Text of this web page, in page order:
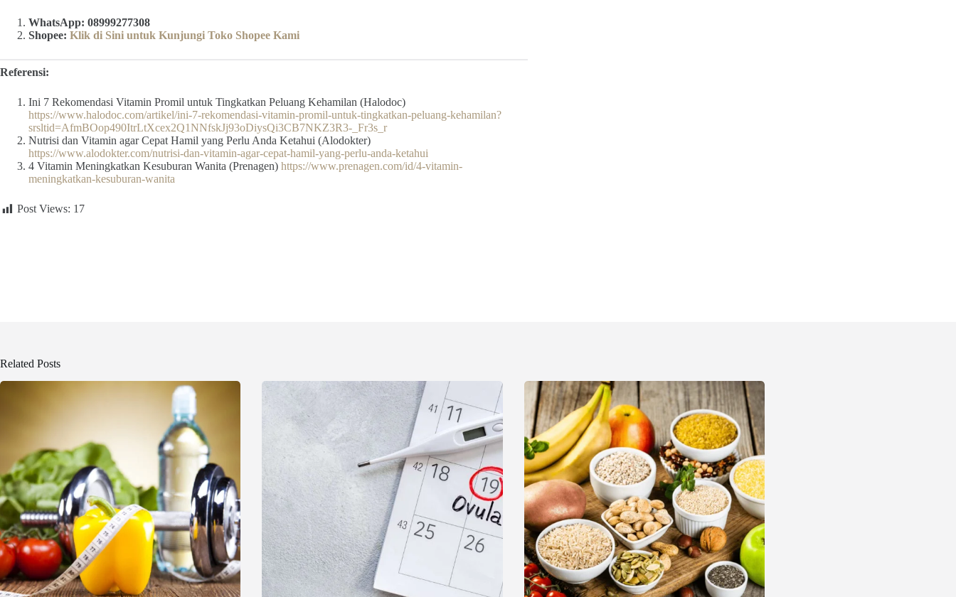
WhatsApp: 08999277308
Shopee: Klik di Sini untuk Kunjungi Toko Shopee Kami
Referensi:
Ini 7 Rekomendasi Vitamin Promil untuk Tingkatkan Peluang Kehamilan (Halodoc)
https://www.halodoc.com/artikel/ini-7-rekomendasi-vitamin-promil-untuk-tingkatkan-peluang-kehamilan?
srsltid=AfmBOop490ItrLtXcex2Q1NNfskJj93oDiysQi3CB7NKZ3R3-_Fr3s_r
Nutrisi dan Vitamin agar Cepat Hamil yang Perlu Anda Ketahui (Alodokter)
https://www.alodokter.com/nutrisi-dan-vitamin-agar-cepat-hamil-yang-perlu-anda-ketahui
4 Vitamin Meningkatkan Kesuburan Wanita (Prenagen) https://www.prenagen.com/id/4-vitamin-
meningkatkan-kesuburan-wanita
Post Views: 17
Related Posts